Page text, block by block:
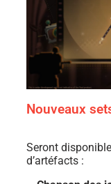
Nouveaux
Seront
d’artéfacts :